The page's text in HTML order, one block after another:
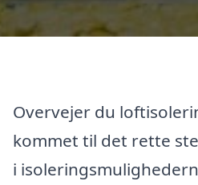
Overvejer du
kommet til det rette
i